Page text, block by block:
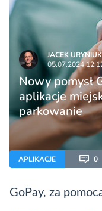
JACEK URYNIUK
05.07.2024
Nowy pomysł
aplikacje
parkowanie
APLIKACJE 0
GoPay, za